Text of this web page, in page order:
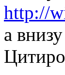
http://
а